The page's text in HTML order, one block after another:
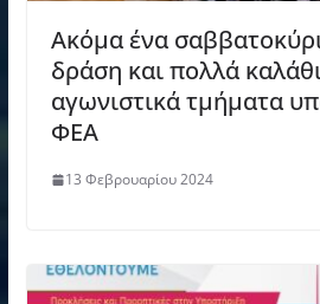
Ακόμα ένα
δράση και πολλά
αγωνιστικά τμήματα
ΦΕΑ
13 Φεβρουαρίου 2024